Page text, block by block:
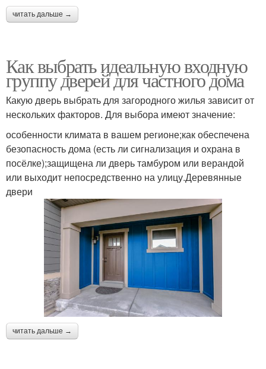
читать дальше →
Как выбрать идеальную входную
группу дверей для частного дома
Какую дверь выбрать для загородного жилья зависит от
нескольких факторов. Для выбора имеют значение:
особенности климата в вашем регионе;как обеспечена
безопасность дома (есть ли сигнализация и охрана в
посёлке);защищена ли дверь тамбуром или верандой
или выходит непосредственно на улицу.Деревянные
двери
читать дальше →